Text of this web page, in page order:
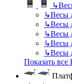
↳
↳Весы
↳Весы
↳Весы
↳Весы
↳Весы
Показать